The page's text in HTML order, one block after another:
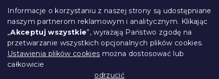
Informacje o korzystaniu z naszej strony są udostępniane
naszym partnerom reklamowym i analitycznym. Klikając
„Akceptuj wszystkie”, wyrażają Państwo zgodę na
przetwarzanie wszystkich opcjonalnych plików cookies.
Ustawienia plików cookies można dostosować lub
całkowicie
odrzucić
y
Reklamacje i zwroty towarów
Kontakt
Regulamin
Ochrona danych osobowych
Kodeks etyczny
Dla partnerów